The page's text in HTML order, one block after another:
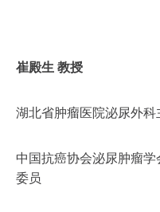
崔殿生 教授
湖北省肿瘤医院泌尿外科
中国抗癌协会泌尿肿瘤
委员